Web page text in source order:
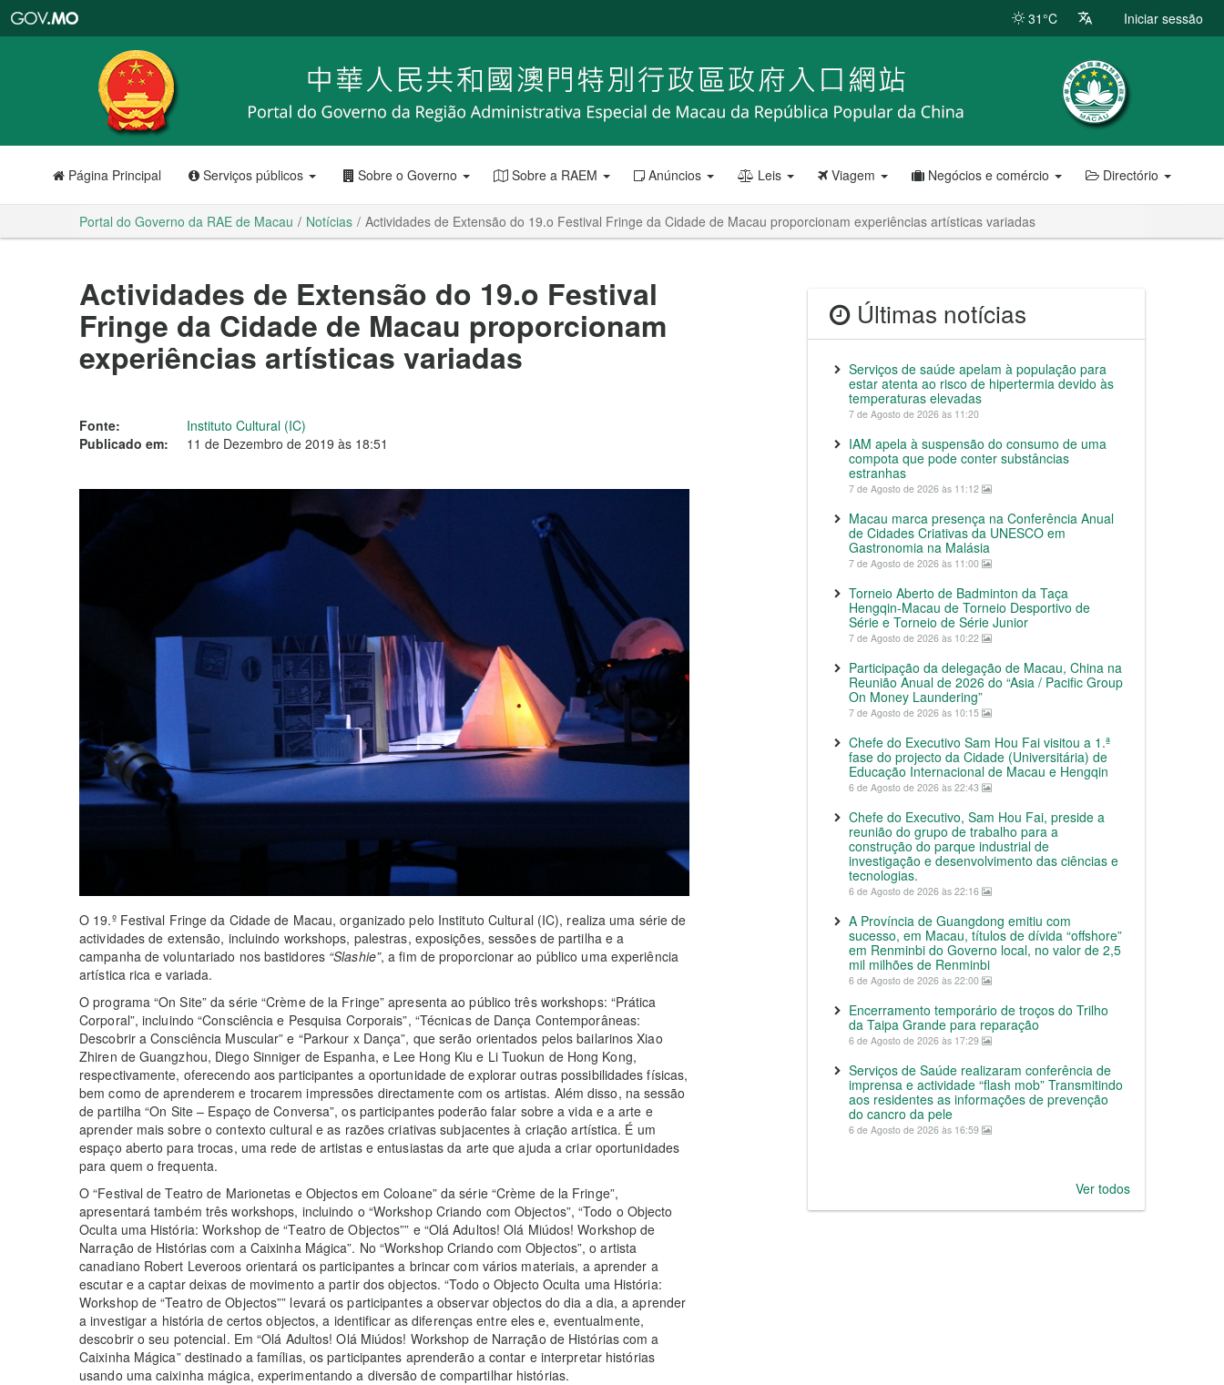
RAE
de
Macau
31°C Iniciar sessão
Página Principal Serviços públicos Sobre o Governo Sobre a RAEM Anúncios Leis Viagem Negócios e comércio Directório
Portal do Governo da RAE de Macau Notícias Actividades de Extensão do 19.o Festival Fringe da Cidade de Macau proporcionam experiências artísticas variadas
Actividades de Extensão do 19.o Festival
Fringe da Cidade de Macau proporcionam
experiências artísticas variadas
Fonte:
Instituto Cultural (IC)
Publicado em:
11 de Dezembro de 2019 às 18:51
O 19.º Festival Fringe da Cidade de Macau, organizado pelo Instituto Cultural (IC), realiza uma série de
actividades de extensão, incluindo workshops, palestras, exposições, sessões de partilha e a
campanha de voluntariado nos bastidores “Slashie”, a fim de proporcionar ao público uma experiência
artística rica e variada.
O programa “On Site” da série “Crème de la Fringe” apresenta ao público três workshops: “Prática
Corporal”, incluindo “Consciência e Pesquisa Corporais”, “Técnicas de Dança Contemporâneas:
Descobrir a Consciência Muscular” e “Parkour x Dança”, que serão orientados pelos bailarinos Xiao
Zhiren de Guangzhou, Diego Sinniger de Espanha, e Lee Hong Kiu e Li Tuokun de Hong Kong,
respectivamente, oferecendo aos participantes a oportunidade de explorar outras possibilidades físicas,
bem como de aprenderem e trocarem impressões directamente com os artistas. Além disso, na sessão
de partilha “On Site – Espaço de Conversa”, os participantes poderão falar sobre a vida e a arte e
aprender mais sobre o contexto cultural e as razões criativas subjacentes à criação artística. É um
espaço aberto para trocas, uma rede de artistas e entusiastas da arte que ajuda a criar oportunidades
para quem o frequenta.
O “Festival de Teatro de Marionetas e Objectos em Coloane” da série “Crème de la Fringe”,
apresentará também três workshops, incluindo o “Workshop Criando com Objectos”, “Todo o Objecto
Oculta uma História: Workshop de “Teatro de Objectos”” e “Olá Adultos! Olá Miúdos! Workshop de
Narração de Histórias com a Caixinha Mágica”. No “Workshop Criando com Objectos”, o artista
canadiano Robert Leveroos orientará os participantes a brincar com vários materiais, a aprender a
escutar e a captar deixas de movimento a partir dos objectos. “Todo o Objecto Oculta uma História:
Workshop de “Teatro de Objectos”” levará os participantes a observar objectos do dia a dia, a aprender
a investigar a história de certos objectos, a identificar as diferenças entre eles e, eventualmente,
descobrir o seu potencial. Em “Olá Adultos! Olá Miúdos! Workshop de Narração de Histórias com a
Caixinha Mágica” destinado a famílias, os participantes aprenderão a contar e interpretar histórias
usando uma caixinha mágica, experimentando a diversão de compartilhar histórias.
Últimas notícias
Serviços de saúde apelam à população para
estar atenta ao risco de hipertermia devido às
temperaturas elevadas
7 de Agosto de 2026 às 11:20
IAM apela à suspensão do consumo de uma
compota que pode conter substâncias
estranhas
7 de Agosto de 2026 às 11:12
Macau marca presença na Conferência Anual
de Cidades Criativas da UNESCO em
Gastronomia na Malásia
7 de Agosto de 2026 às 11:00
Torneio Aberto de Badminton da Taça
Hengqin-Macau de Torneio Desportivo de
Série e Torneio de Série Junior
7 de Agosto de 2026 às 10:22
Participação da delegação de Macau, China na
Reunião Anual de 2026 do “Asia / Pacific Group
On Money Laundering”
7 de Agosto de 2026 às 10:15
Chefe do Executivo Sam Hou Fai visitou a 1.ª
fase do projecto da Cidade (Universitária) de
Educação Internacional de Macau e Hengqin
6 de Agosto de 2026 às 22:43
Chefe do Executivo, Sam Hou Fai, preside a
reunião do grupo de trabalho para a
construção do parque industrial de
investigação e desenvolvimento das ciências e
tecnologias.
6 de Agosto de 2026 às 22:16
A Província de Guangdong emitiu com
sucesso, em Macau, títulos de dívida “offshore”
em Renminbi do Governo local, no valor de 2,5
mil milhões de Renminbi
6 de Agosto de 2026 às 22:00
Encerramento temporário de troços do Trilho
da Taipa Grande para reparação
6 de Agosto de 2026 às 17:29
Serviços de Saúde realizaram conferência de
imprensa e actividade “flash mob” Transmitindo
aos residentes as informações de prevenção
do cancro da pele
6 de Agosto de 2026 às 16:59
Ver todos